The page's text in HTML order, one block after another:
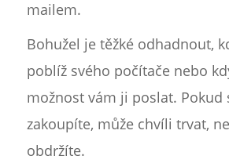
mailem.
Bohužel je těžké odhadnout,
poblíž svého počítače nebo
možnost vám ji poslat. Pokud
zakoupíte, může chvíli trvat,
obdržíte.